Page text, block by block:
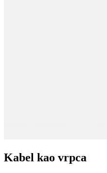
Kabel kao vrpca